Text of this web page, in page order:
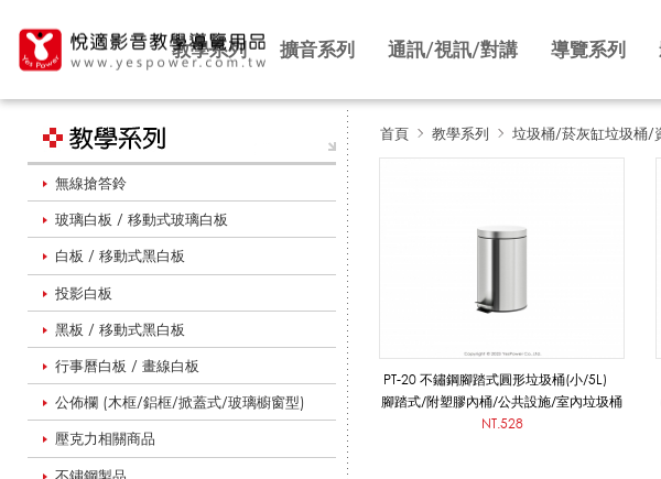
教學系列 擴音系列 通訊/視訊/對講 導覽系列
無線搶答鈴
玻璃白板 / 移動式玻璃白板
白板 / 移動式黑白板
投影白板
黑板 / 移動式黑白板
行事曆白板 / 畫線白板
公佈欄 (木框/鋁框/掀蓋式/玻璃櫥窗型)
壓克力相關商品
不鏽鋼製品
首頁 教學系列 垃圾桶/菸灰缸垃圾桶/
垃
PT-20 不鏽鋼腳踏式圓形垃圾桶(小/5L)
腳踏式/附塑膠內桶/公共設施/室內垃圾桶
NT.528